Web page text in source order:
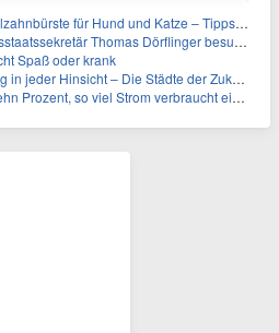
für Hund und Katze – Tipps zur erfolgreichen Eingewöhnung
Thomas Dörflinger besucht Handwerksbetrieb im Kammerbezirk Freiburg
Spaß oder krank
Hinsicht – Die Städte der Zukunft sind grün-blau
so viel Strom verbraucht ein Aufzug im Gebäude